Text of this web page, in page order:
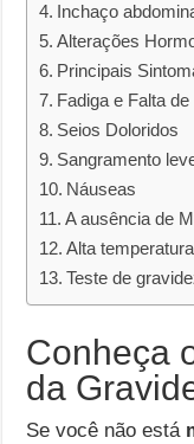
Inchaço
Alterações
Principais
Fadiga e Falta de
Seios Doloridos
Sangramento
Náuseas
A ausência de
Alta
Teste de
Conheça
da
Se você não está